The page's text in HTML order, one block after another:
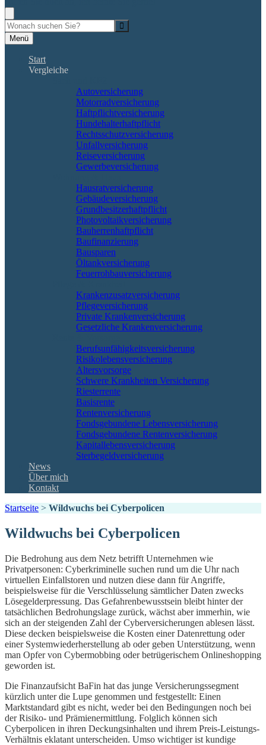
Menü
Start
Vergleiche
Autoversicherung
Motorradversicherung
Haftpflichtversicherung
Hundehalterhaftpflicht
Rechtsschutzversicherung
Unfallversicherung
Reiseversicherung
Gewerbeversicherung
Hausratversicherung
Gebäudeversicherung
Grundbesitzerhaftpflicht
Photovoltaikversicherung
Bauherrenhaftpflicht
Baufinanzierung
Bausparen
Öltankversicherung
Feuerrohbauversicherung
Krankenzusatzversicherung
Pflegeversicherung
Private Krankenversicherung
Gesetzliche Krankenversicherung
Berufs­unfähigkeitsversicherung
Risikolebensversicherung
Altersvorsorge
Schwere Krankheiten Versicherung
Riesterrente
Basisrente
Rentenversicherung
Fondsgebundene Lebensversicherung
Fondsgebundene Rentenversicherung
Kapitallebensversicherung
Sterbegeldversicherung
News
Über mich
Kontakt
Startseite > Wildwuchs bei Cyberpolicen
Wildwuchs bei Cyberpolicen
Die Bedrohung aus dem Netz betrifft Unternehmen wie
Privatpersonen: Cyberkriminelle suchen rund um die Uhr nach
virtuellen Einfallstoren und nutzen diese dann für Angriffe,
beispielsweise für die Verschlüsselung sämtlicher Daten zwecks
Lösegelderpressung. Das Gefahrenbewusstsein bleibt hinter der
tatsächlichen Bedrohungslage zurück, wächst aber immerhin, wie
sich an der steigenden Zahl der Cyberversicherungen ablesen lässt.
Diese decken beispielsweise die Kosten einer Datenrettung oder
einer Systemwiederherstellung ab oder geben Unterstützung, wenn
man Opfer von Cybermobbing oder betrügerischem Onlineshopping
geworden ist.
Die Finanzaufsicht BaFin hat das junge Versicherungssegment
kürzlich unter die Lupe genommen und festgestellt: Einen
Marktstandard gibt es nicht, weder bei den Bedingungen noch bei
der Risiko- und Prämienermittlung. Folglich können sich
Cyberpolicen in ihren Deckungsinhalten und ihrem Preis-Leistungs-
Verhältnis eklatant unterscheiden. Umso wichtiger ist kundige